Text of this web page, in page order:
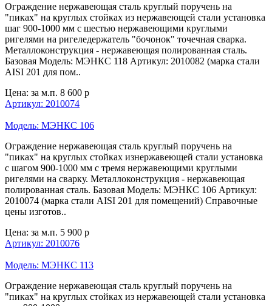
Ограждение нержавеющая сталь круглый поручень на
"пиках" на круглых стойках из нержавеющей стали установка
шаг 900-1000 мм с шестью нержавеющими круглыми
ригелями на ригеледержатель "бочонок" точечная сварка.
Металлоконструкция - нержавеющая полированная сталь.
Базовая Модель: МЭНКС 118 Артикул: 2010082 (марка стали
AISI 201 для пом..
Цена: за м.п. 8 600 р
Артикул: 2010074
Модель: МЭНКС 106
Ограждение нержавеющая сталь круглый поручень на
"пиках" на круглых стойках изнержавеющей стали установка
с шагом 900-1000 мм с тремя нержавеющими круглыми
ригелями на сварку. Металлоконструкция - нержавеющая
полированная сталь. Базовая Модель: МЭНКС 106 Артикул:
2010074 (марка стали AISI 201 для помещений) Справочные
цены изготов..
Цена: за м.п. 5 900 р
Артикул: 2010076
Модель: МЭНКС 113
Ограждение нержавеющая сталь круглый поручень на
"пиках" на круглых стойках из нержавеющей стали установка